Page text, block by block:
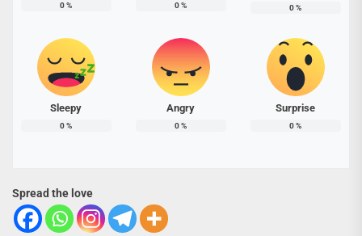
0% 0% 0%
Sleepy
0%
Angry
0%
Surprise
0%
Spread the love